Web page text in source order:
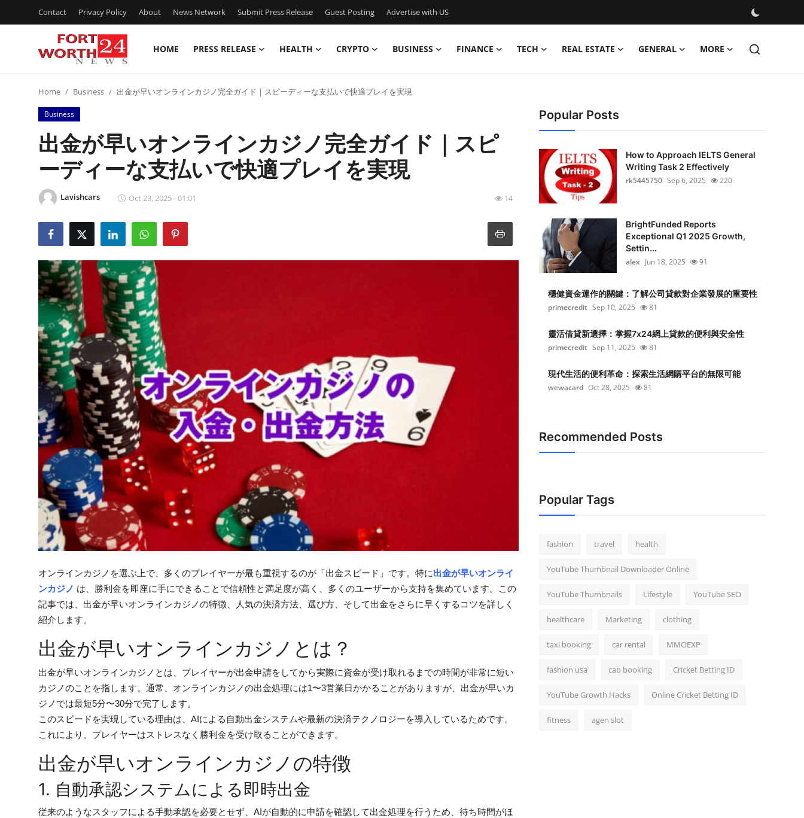
Contact Privacy Policy About News Network Submit Press Release Guest Posting Advertise with US
HOME PRESS RELEASE HEALTH CRYPTO BUSINESS FINANCE TECH REAL ESTATE GENERAL MORE
Contact
Press Release
Privacy Policy
News Network
Guest Posting
Advertise with US
Crypto
Finance
Real Estate
Top 10
How To
Support Number
Home Business 出金が早いオンラインカジノ完全ガイド｜スピーディーな支払いで快適プレイを実現
Business
出金が早いオンラインカジノ完全ガイド｜スピ
ーディーな支払いで快適プレイを実現
Lavishcars Oct 23, 2025 - 01:01 14
オンラインカジノを選ぶ上で、多くのプレイヤーが最も重視するのが「出金スピード」です。特に出金が早いオンライ
ンカジノ は、勝利金を即座に手にできることで信頼性と満足度が高く、多くのユーザーから支持を集めています。この
記事では、出金が早いオンラインカジノの特徴、人気の決済方法、選び方、そして出金をさらに早くするコツを詳しく
紹介します。
出金が早いオンラインカジノとは？
出金が早いオンラインカジノとは、プレイヤーが出金申請をしてから実際に資金が受け取れるまでの時間が非常に短い
カジノのことを指します。通常、オンラインカジノの出金処理には1〜3営業日かかることがありますが、出金が早いカ
ジノでは最短5分〜30分で完了します。
このスピードを実現している理由は、AIによる自動出金システムや最新の決済テクノロジーを導入しているためです。
これにより、プレイヤーはストレスなく勝利金を受け取ることができます。
出金が早いオンラインカジノの特徴
1. 自動承認システムによる即時出金
従来のようなスタッフによる手動承認を必要とせず、AIが自動的に申請を確認して出金処理を行うため、待ち時間がほ
Popular Posts
How to Approach IELTS General
Writing Task 2 Effectively
rk5445750 Sep 6, 2025 220
BrightFunded Reports
Exceptional Q1 2025 Growth,
Settin...
alex Jun 18, 2025 91
穩健資金運作的關鍵：了解公司貸款對企業發展的重要性
primecredit Sep 10, 2025 81
靈活借貸新選擇：掌握7x24網上貸款的便利與安全性
primecredit Sep 11, 2025 81
現代生活的便利革命：探索生活網購平台的無限可能
wewacard Oct 28, 2025 81
Recommended Posts
Popular Tags
fashion travel health
YouTube Thumbnail Downloader Online
YouTube Thumbnails Lifestyle YouTube SEO
healthcare Marketing clothing
taxi booking car rental MMOEXP
fashion usa cab booking Cricket Betting ID
YouTube Growth Hacks Online Cricket Betting ID
fitness agen slot